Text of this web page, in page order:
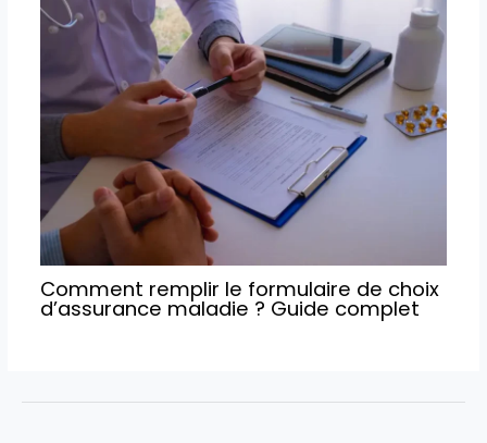
Comment remplir le formulaire de choix
d’assurance maladie ? Guide complet